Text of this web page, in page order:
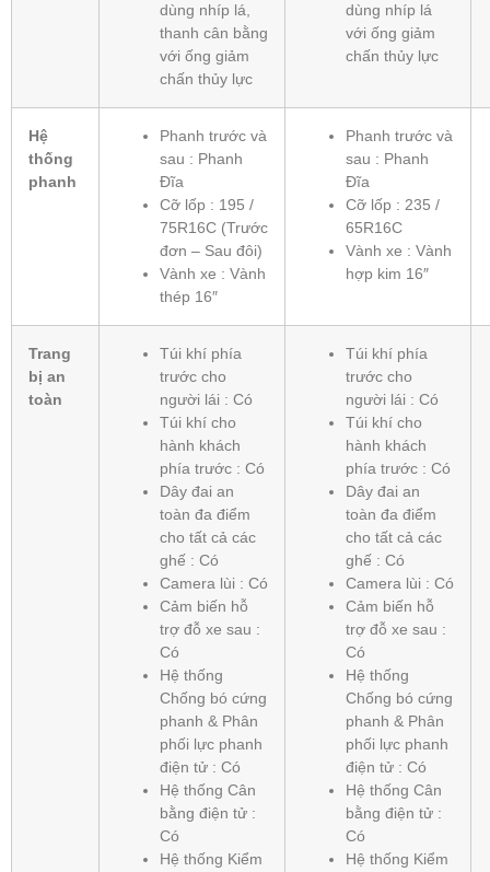
dùng nhíp lá,
thanh cân bằng
với ống giảm
chấn thủy lực
dùng nhíp lá
với ống giảm
chấn thủy lực
Hệ
thống
phanh
Phanh trước và
sau : Phanh
Đĩa
Cỡ lốp : 195 /
75R16C (Trước
đơn – Sau đôi)
Vành xe : Vành
thép 16″
Phanh trước và
sau : Phanh
Đĩa
Cỡ lốp : 235 /
65R16C
Vành xe : Vành
hợp kim 16″
Trang
bị an
toàn
Túi khí phía
trước cho
người lái : Có
Túi khí cho
hành khách
phía trước : Có
Dây đai an
toàn đa điểm
cho tất cả các
ghế : Có
Camera lùi : Có
Cảm biến hỗ
trợ đỗ xe sau :
Có
Hệ thống
Chống bó cứng
phanh & Phân
phối lực phanh
điện tử : Có
Hệ thống Cân
bằng điện tử :
Có
Hệ thống Kiểm
Túi khí phía
trước cho
người lái : Có
Túi khí cho
hành khách
phía trước : Có
Dây đai an
toàn đa điểm
cho tất cả các
ghế : Có
Camera lùi : Có
Cảm biến hỗ
trợ đỗ xe sau :
Có
Hệ thống
Chống bó cứng
phanh & Phân
phối lực phanh
điện tử : Có
Hệ thống Cân
bằng điện tử :
Có
Hệ thống Kiểm